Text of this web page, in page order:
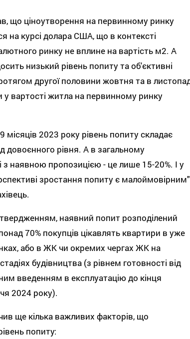
що ціноутворення на первинному ринку
на курсі долара США, що в контексті
ринку не вплине на вартість м2. А
низький рівень попиту та об'єктивні
другої половини жовтня та в
у вартості житла на первинному ринку
місяців 2023 року рівень попиту складає
довоєнного рівня. А в загальному
з наявною пропозицією - це лише 15-20%. І у
зростання попиту є
наявний попит розподілений
70% покупців цікавлять квартири в уже
або в ЖК чи окремих чергах ЖК на
будівництва (з рівнем готовності від
введенням в експлуатацію до кінця
2024 року).
ще кілька важливих факторів, що
попиту: